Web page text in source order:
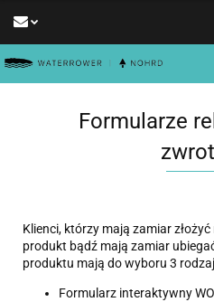
Formularze
Klienci, którzy mają zamiar
produkt bądź mają zamiar
produktu mają do wyboru 3
Formularz interaktywny